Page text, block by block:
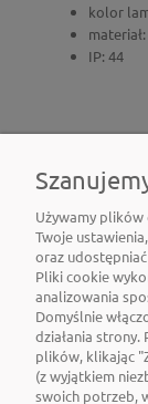
kolor
IP: 44
O NAS
OBSŁUGA
POMOC
Używamy
Twoje
oraz
Pliki cookie
analizowania
Domyślnie
działania strony.
plików, klikając
(z wyjątkiem
swoich potrzeb,